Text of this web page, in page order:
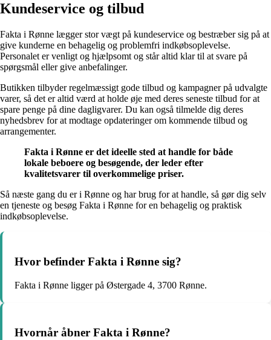
Kundeservice og tilbud
Fakta i Rønne lægger stor vægt på kundeservice og bestræber sig på at
give kunderne en behagelig og problemfri indkøbsoplevelse.
Personalet er venligt og hjælpsomt og står altid klar til at svare på
spørgsmål eller give anbefalinger.
Butikken tilbyder regelmæssigt gode tilbud og kampagner på udvalgte
varer, så det er altid værd at holde øje med deres seneste tilbud for at
spare penge på dine dagligvarer. Du kan også tilmelde dig deres
nyhedsbrev for at modtage opdateringer om kommende tilbud og
arrangementer.
Fakta i Rønne er det ideelle sted at handle for både
lokale beboere og besøgende, der leder efter
kvalitetsvarer til overkommelige priser.
Så næste gang du er i Rønne og har brug for at handle, så gør dig selv
en tjeneste og besøg Fakta i Rønne for en behagelig og praktisk
indkøbsoplevelse.
Hvor befinder Fakta i Rønne sig?
Fakta i Rønne ligger på Østergade 4, 3700 Rønne.
Hvornår åbner Fakta i Rønne?